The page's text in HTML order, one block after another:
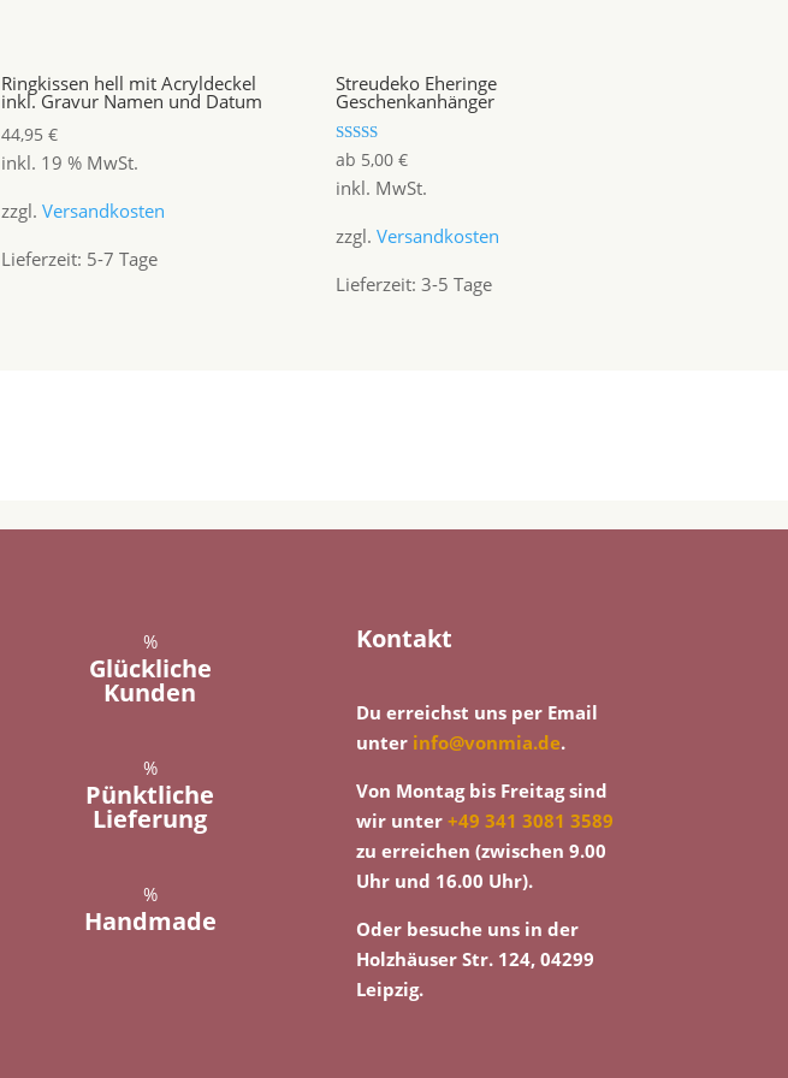
Ringkissen hell mit Acryldeckel
inkl. Gravur Namen und Datum
44,95€
inkl. 19 % MwSt.
zzgl.Versandkosten
Lieferzeit: 5-7 Tage
Streudeko Eheringe
Geschenkanhänger
Bewertet mit
5.00
von 5
ab 5,00€
inkl. MwSt.
zzgl.Versandkosten
Lieferzeit:3-5 Tage
%
Glückliche
Kunden
%
Pünktliche
Lieferung
%
Handmade
Kontakt
Du erreichst uns per Email
unter info@vonmia.de.
Von Montag bis Freitag sind
wir unter+49 341 3081 3589
zu erreichen (zwischen 9.00
Uhr und 16.00 Uhr).
Oder besuche uns in der
Holzhäuser Str. 124, 04299
Leipzig.